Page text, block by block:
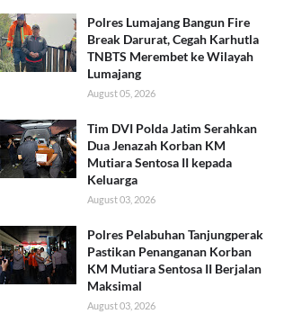
Polres Lumajang Bangun Fire
Break Darurat, Cegah Karhutla
TNBTS Merembet ke Wilayah
Lumajang
August 05, 2026
Tim DVI Polda Jatim Serahkan
Dua Jenazah Korban KM
Mutiara Sentosa II kepada
Keluarga
August 03, 2026
Polres Pelabuhan Tanjungperak
Pastikan Penanganan Korban
KM Mutiara Sentosa II Berjalan
Maksimal
August 03, 2026